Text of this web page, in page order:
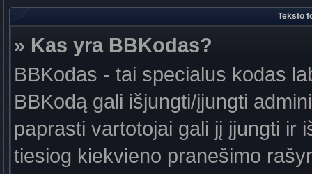
Teksto
» Kas yra BBKodas?
BBKodas - tai specialus kodas
BBKodą gali išjungti/įjungti
paprasti vartotojai gali jį įjungti ir
tiesiog kiekvieno pranešimo